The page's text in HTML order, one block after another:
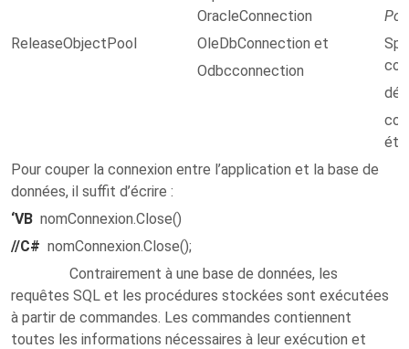
OracleConnection
ReleaseObjectPool
OleDbConnection et
Odbcconnection
été
Pour couper la connexion entre l’application et la base de
données, il suffit d’écrire :
‘VB nomConnexion.Close()
//C# nomConnexion.Close();
Contrairement à une base de données, les
requêtes SQL et les procédures stockées sont exécutées
à partir de commandes. Les commandes contiennent
toutes les informations nécessaires à leur exécution et